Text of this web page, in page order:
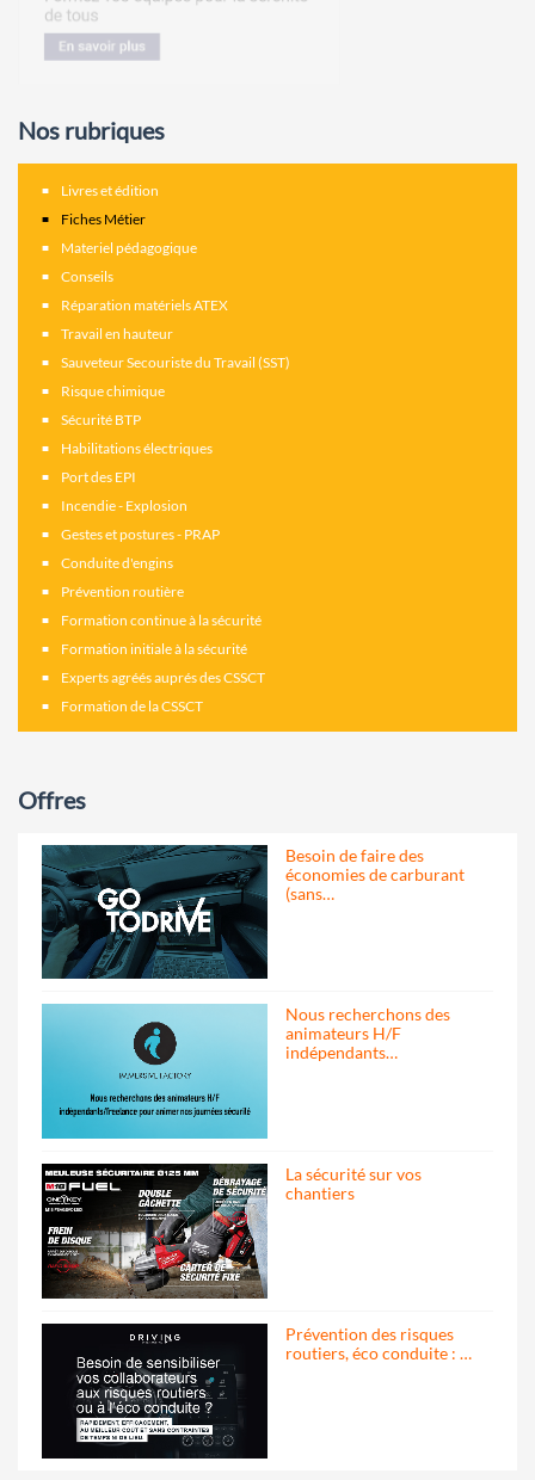
Nos rubriques
Livres et édition
Fiches Métier
Materiel pédagogique
Conseils
Réparation matériels ATEX
Travail en hauteur
Sauveteur Secouriste du Travail (SST)
Risque chimique
Sécurité BTP
Habilitations électriques
Port des EPI
Incendie - Explosion
Gestes et postures - PRAP
Conduite d'engins
Prévention routière
Formation continue à la sécurité
Formation initiale à la sécurité
Experts agréés auprés des CSSCT
Formation de la CSSCT
Offres
Besoin de faire des
économies de carburant
(sans…
Nous recherchons des
animateurs H/F
indépendants…
La sécurité sur vos
chantiers
Prévention des risques
routiers, éco conduite : …